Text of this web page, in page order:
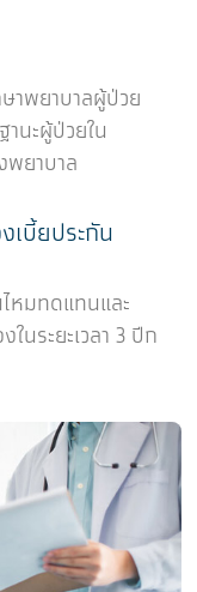
าพยาบาลผู้ป่วย
นะผู้ป่วยใน
พยาบาล
เบี้ยประกัน
หมทดแทนและ
ระยะเวลา 3 ปีก